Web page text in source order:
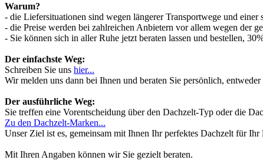
Warum?
- die Liefersituationen sind wegen längerer Transportwege und
- die Preise werden bei zahlreichen Anbietern vor allem wegen der
- Sie können sich in aller Ruhe jetzt beraten lassen und bestellen,
Der einfachste Weg:
Schreiben Sie uns hier...
Wir melden uns dann bei Ihnen und beraten Sie persönlich,
Der ausführliche Weg:
Sie treffen eine Vorentscheidung über den Dachzelt-Typ oder die
Zu den Dachzelt-Marken...
Unser Ziel ist es, gemeinsam mit Ihnen Ihr perfektes Dachzelt für
Mit Ihren Angaben können wir Sie gezielt beraten.